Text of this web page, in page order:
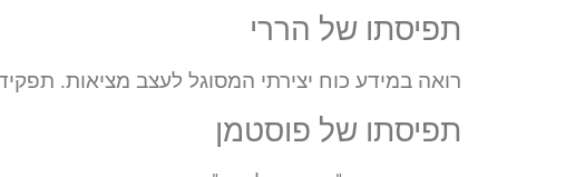
תפיסתו של הררי
רואה במידע כוח יצירתי המסוגל לעצב מציאות.
תפיסתו של פוסטמן